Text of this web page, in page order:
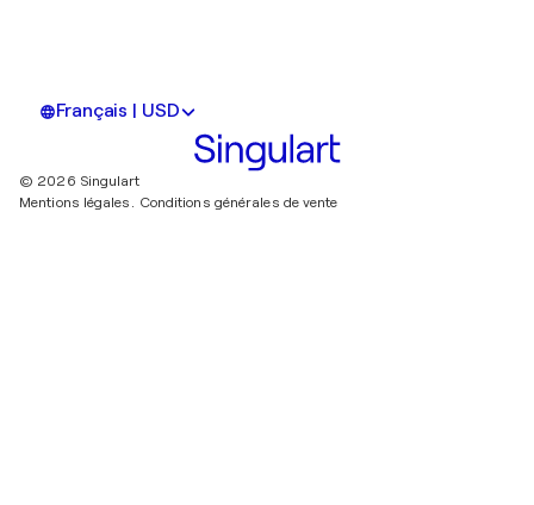
Français | USD
© 2026 Singulart
Mentions légales. Conditions générales de vente